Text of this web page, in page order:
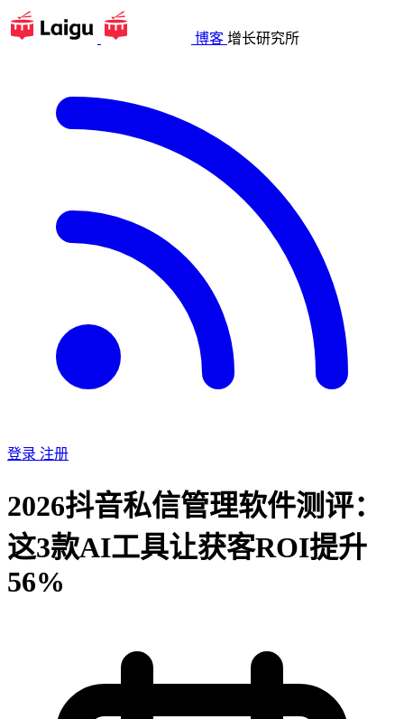
博客 增长研究所
登录 注册
2026抖音私信管理软件测评：
这3款AI工具让获客ROI提升
56%